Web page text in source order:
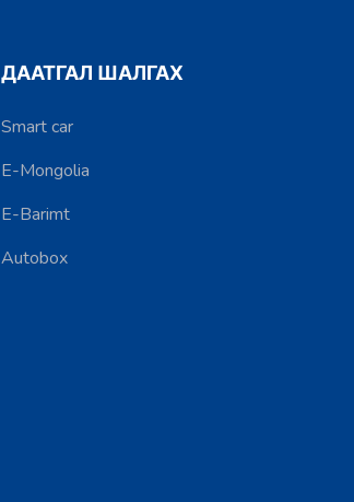
ДААТГАЛ ШАЛГАХ
Smart car
E-Mongolia
E-Barimt
Autobox